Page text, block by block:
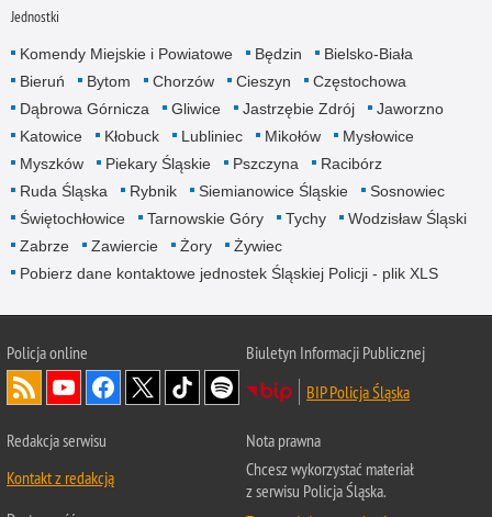
Jednostki
Komendy Miejskie i Powiatowe Będzin
Bielsko-Biała
Bieruń
Bytom Chorzów Cieszyn
Częstochowa
Dąbrowa Górnicza
Gliwice Jastrzębie Zdrój
Jaworzno
Katowice
Kłobuck Lubliniec Mikołów
Mysłowice
Myszków
Piekary Śląskie Pszczyna
Racibórz
Ruda Śląska
Rybnik Siemianowice Śląskie
Sosnowiec
Świętochłowice
Tarnowskie Góry Tychy
Wodzisław Śląski
Zabrze
Zawiercie Żory
Żywiec
Pobierz dane kontaktowe jednostek Śląskiej Policji - plik XLS
Policja online
Biuletyn Informacji Publicznej
BIP Policja Śląska
Redakcja serwisu
Kontakt z redakcją
Nota prawna
Chcesz wykorzystać materiał
z serwisu Policja Śląska.